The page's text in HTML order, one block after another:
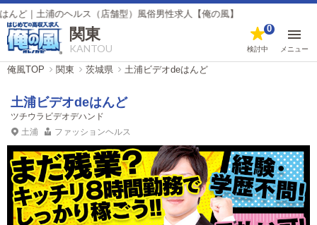
浦のヘルス（店舗型）風俗男性求人【俺の風】
関東
KANTOU 検討中
0
メニュー
俺風TOP 関東 茨城県 土浦ビデオdeはんど
土浦ビデオdeはんど
ツチウラビデオデハンド
土浦
ファッションヘルス